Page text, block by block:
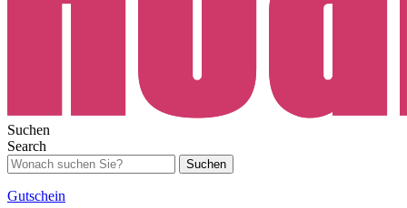
Suchen
Search
Suchen
Gutschein